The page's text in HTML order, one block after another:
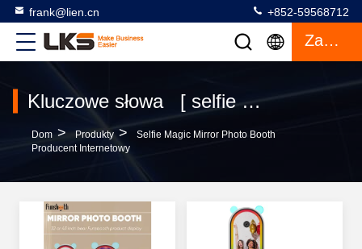
frank@lien.cn +852-59568712
Zacytować
Kluczowe słowa [ selfie magic mirror photo booth ] Mecz 6 produkty
Dom > Produkty >
Selfie Magic Mirror Photo Booth
Producent Internetowy